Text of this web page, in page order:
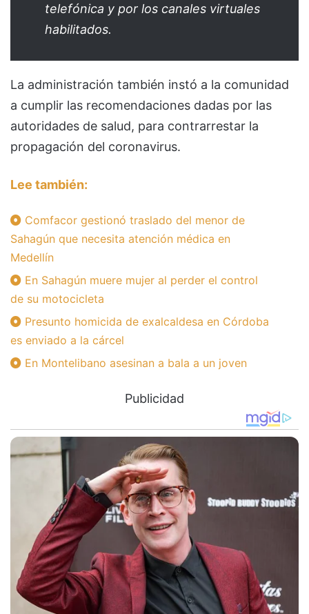
telefónica y por los canales virtuales
habilitados.
La administración también instó a la comunidad
a cumplir las recomendaciones dadas por las
autoridades de salud, para contrarrestar la
propagación del coronavirus.
Lee también:
Comfacor gestionó traslado del menor de
Sahagún que necesita atención médica en
Medellín
En Sahagún muere mujer al perder el control
de su motocicleta
Presunto homicida de exalcaldesa en Córdoba
es enviado a la cárcel
En Montelibano asesinan a bala a un joven
Publicidad